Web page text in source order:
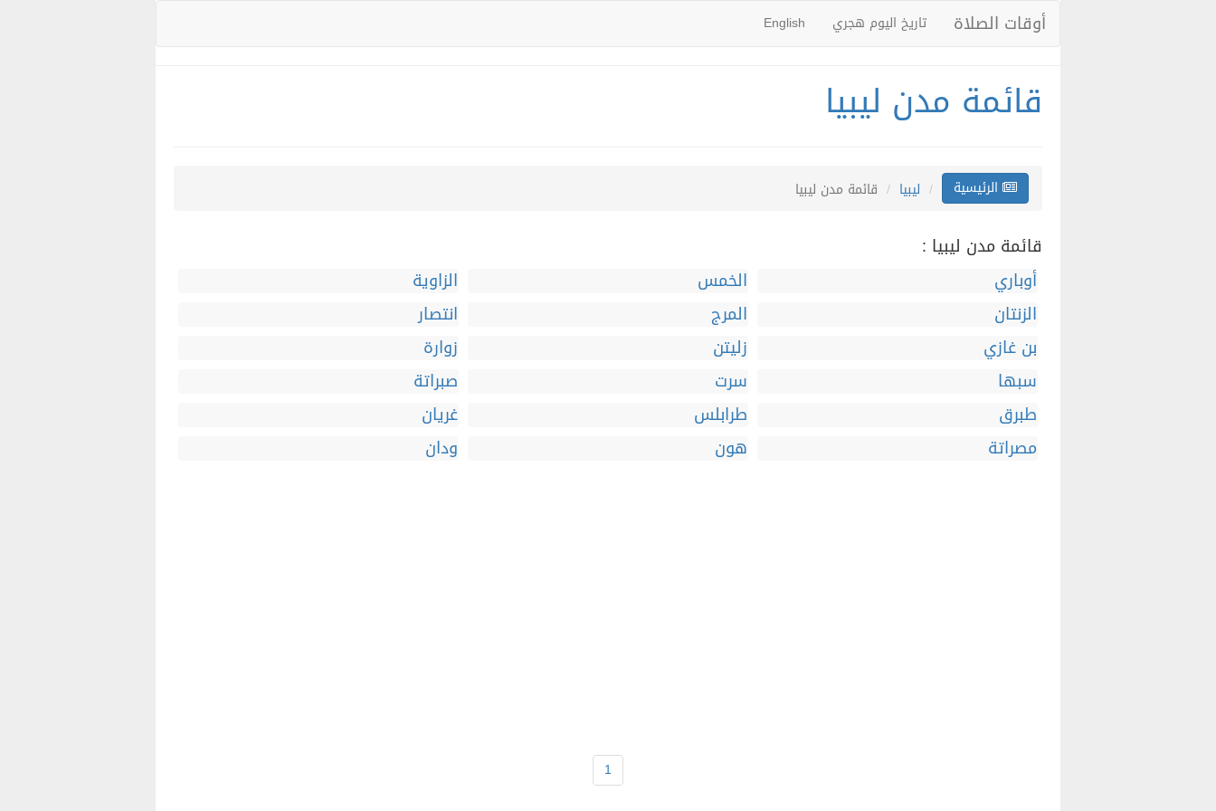
أوقات الصلاة تاريخ اليوم هجري English
قائمة مدن ليبيا
الرئيسية ليبيا قائمة مدن ليبيا
قائمة مدن ليبيا :
أوباري
الخمس
الزاوية
الزنتان
المرج
انتصار
بن غازي
زليتن
زوارة
سبها
سرت
صبراتة
طبرق
طرابلس
غريان
مصراتة
هون ودان
1